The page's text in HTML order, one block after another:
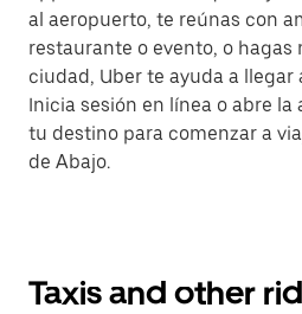
al aeropuerto, te reúnas con
restaurante o evento, o hagas
ciudad, Uber te ayuda a llegar
Inicia sesión en línea o abre la
tu destino para comenzar a
de Abajo.
Taxis and other